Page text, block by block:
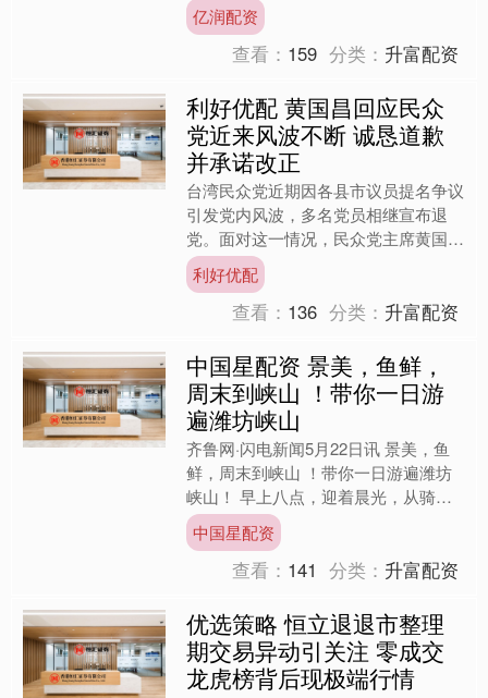
亿润配资
查看： 159 分类： 升富配资
利好优配 黄国昌回应民众
党近来风波不断 诚恳道歉
并承诺改正
台湾民众党近期因各县市议员提名争议
引发党内风波，多名党员相继宣布退
党。面对这一情况，民众党主席黄国昌
在22日深夜通过脸书发文向公众道
歉。他表示，尽管已经尽力，但....
利好优配
查看： 136 分类： 升富配资
中国星配资 景美，鱼鲜，
周末到峡山 ！带你一日游
遍潍坊峡山
齐鲁网·闪电新闻5月22日讯 景美，鱼
鲜，周末到峡山 ！带你一日游遍潍坊
峡山！ 早上八点，迎着晨光，从骑行
绿道悠然出发，一路湖风拂面，满目青
绿。走走停停，步步皆....
中国星配资
查看： 141 分类： 升富配资
优选策略 恒立退退市整理
期交易异动引关注 零成交
龙虎榜背后现极端行情